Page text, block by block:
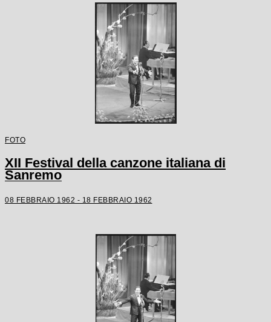
FOTO
XII Festival della canzone italiana di
Sanremo
08 FEBBRAIO 1962 - 18 FEBBRAIO 1962